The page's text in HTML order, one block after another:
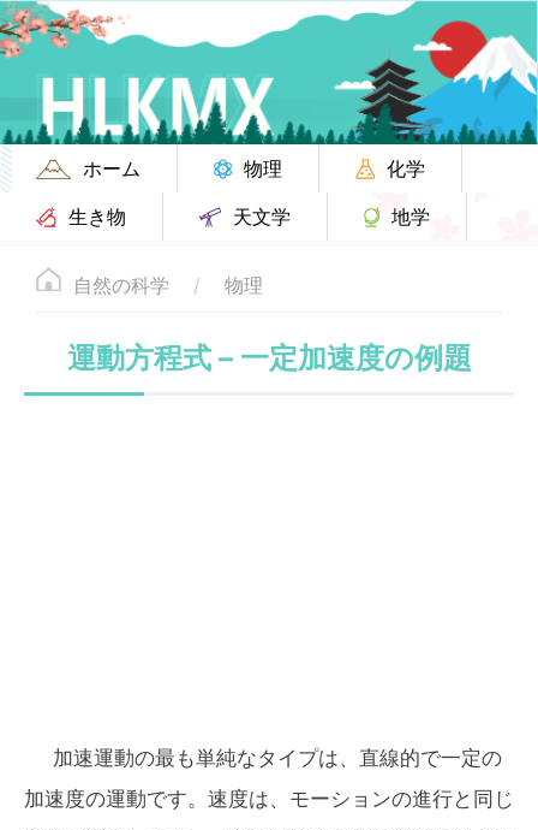
ホーム 物理
化学
生き物
天文学 地学
自然の科学 物理
運動方程式 – 一定加速度の例題
加速運動の最も単純なタイプは、直線的で一定の
加速度の運動です。速度は、モーションの進行と同じ